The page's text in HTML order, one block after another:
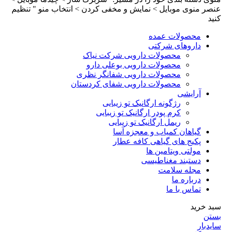
عنصر منوی موبایل > نمایش و مخفی کردن > انتخاب منو " تنظیم
کنید
محصولات عمده
داروهای شرکتی
محصولات دارویی شرکت نیاک
محصولات دارویی بوعلی دارو
محصولات دارویی شفانگر نظری
محصولات دارویی شفای کردستان
آرایشی
رژگونه ارگانیک تو زیبایی
کرم پودر ارگانیک تو زیبایی
ریمل ارگانیک تو زیبایی
گیاهان کمیاب و معجزه آسا
پکیج های گیاهی کافه عطار
مولتی ویتامین ها
دستبند مغناطیسی
مجله سلامت
درباره ما
تماس با ما
سبد خرید
بستن
سایدبار